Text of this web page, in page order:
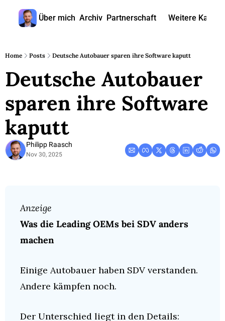
Über mich Archiv Partnerschaft Weitere Kanäle
Home Posts Deutsche Autobauer sparen ihre Software kaputt
Deutsche Autobauer
sparen ihre Software
kaputt
Philipp Raasch
Nov 30, 2025
Anzeige
Was die Leading OEMs bei SDV anders
machen
Einige Autobauer haben SDV verstanden.
Andere kämpfen noch.
Der Unterschied liegt in den Details: